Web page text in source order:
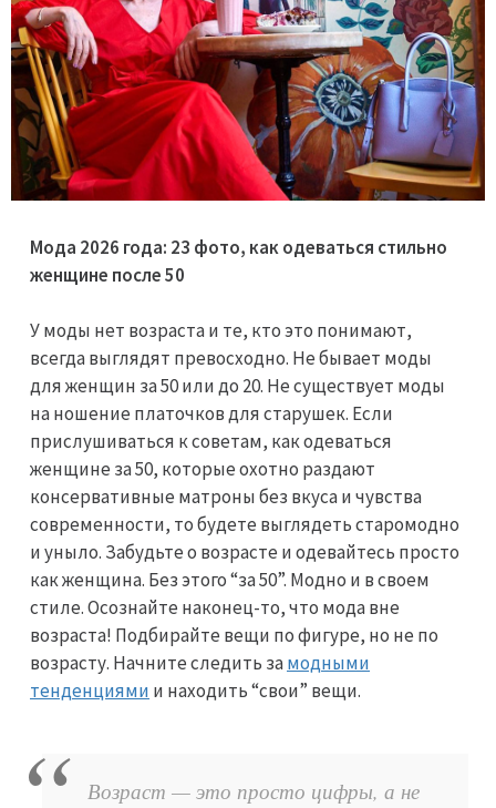
Мода 2026 года: 23 фото, как одеваться стильно
женщине после 50
У моды нет возраста и те, кто это понимают,
всегда выглядят превосходно. Не бывает моды
для женщин за 50 или до 20. Не существует моды
на ношение платочков для старушек. Если
прислушиваться к советам, как одеваться
женщине за 50, которые охотно раздают
консервативные матроны без вкуса и чувства
современности, то будете выглядеть старомодно
и уныло. Забудьте о возрасте и одевайтесь просто
как женщина. Без этого “за 50”. Модно и в своем
стиле. Осознайте наконец-то, что мода вне
возраста! Подбирайте вещи по фигуре, но не по
возрасту. Начните следить замодными
тенденциями и находить “свои” вещи.
Возраст — это просто цифры, а не